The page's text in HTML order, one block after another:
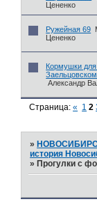
Цененко
Ружейная 69
Цененко
Кормушки для
Александр
Страница:« 1 2
»НОВОСИБИРСК
история
»Прогулки с